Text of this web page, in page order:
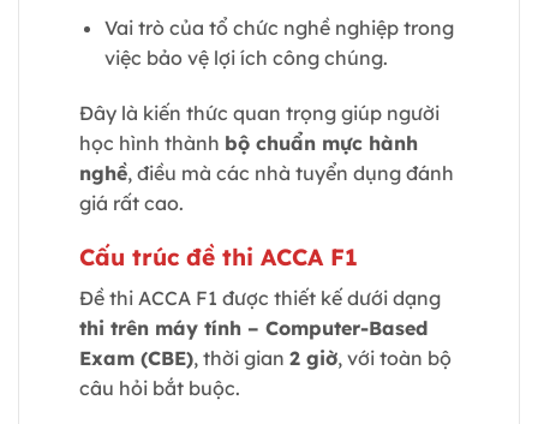
Vai trò của tổ chức nghề nghiệp trong
việc bảo vệ lợi ích công chúng.
Đây là kiến thức quan trọng giúp người
học hình thành bộ chuẩn mực hành
nghề, điều mà các nhà tuyển dụng đánh
giá rất cao.
Cấu trúc đề thi ACCA F1
Đề thi ACCA F1 được thiết kế dưới dạng
thi trên máy tính – Computer-Based
Exam (CBE), thời gian 2 giờ, với toàn bộ
câu hỏi bắt buộc.